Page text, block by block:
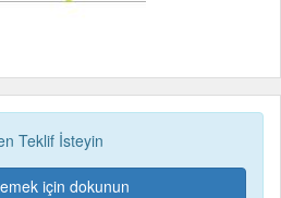
Teklif İsteyin
için dokunun